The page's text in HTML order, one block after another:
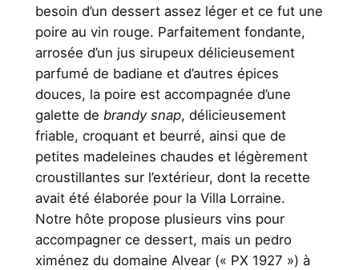
besoin d’un dessert assez léger et ce fut une
poire au vin rouge. Parfaitement fondante,
arrosée d’un jus sirupeux délicieusement
parfumé de badiane et d’autres épices
douces, la poire est accompagnée d’une
galette de brandy snap, délicieusement
friable, croquant et beurré, ainsi que de
petites madeleines chaudes et légèrement
croustillantes sur l’extérieur, dont la recette
avait été élaborée pour la Villa Lorraine.
Notre hôte propose plusieurs vins pour
accompagner ce dessert, mais un pedro
ximénez du domaine Alvear (« PX 1927 ») à